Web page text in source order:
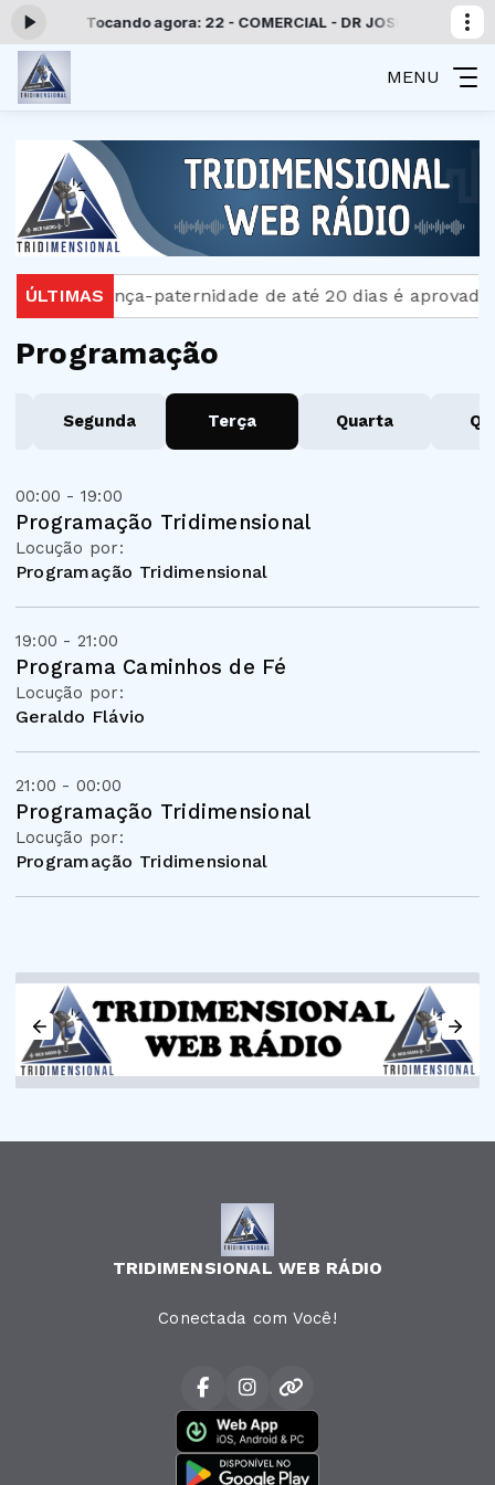
19:00 - Tocando agora: 22 - COMERCIAL - DR JOSE MIGUEL 1102
MENU
ÚLTIMASLicença-paternidade de até 20 dias é aprovada
Programação
Segunda Terça Quarta
00:00 - 19:00
Programação Tridimensional
Locução por:
Programação Tridimensional
19:00 - 21:00
Programa Caminhos de Fé
Locução por:
Geraldo Flávio
21:00 - 00:00
Programação Tridimensional
Locução por:
Programação Tridimensional
TRIDIMENSIONAL WEB RÁDIO
Conectada com Você!